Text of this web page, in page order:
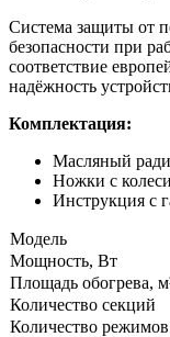
Система защиты от
безопасности при
соответствие
надёжность
Комплектация:
Масляный
Ножки с
Инструкция с
Модель
Мощность, Вт
Площадь обогрева,
Количество секций
Количество